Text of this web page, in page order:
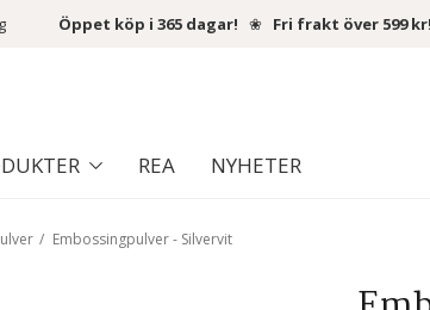
Öppet köp i 365 dagar! ❀ Fri frakt över 599 kr!
REA NYHETER
/ Embossingpulver - Silvervit